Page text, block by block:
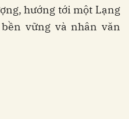
hướng tới một Lạng
vững và nhân văn